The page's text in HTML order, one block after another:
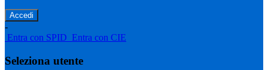
-
Entra con SPID Entra con CIE
Seleziona utente